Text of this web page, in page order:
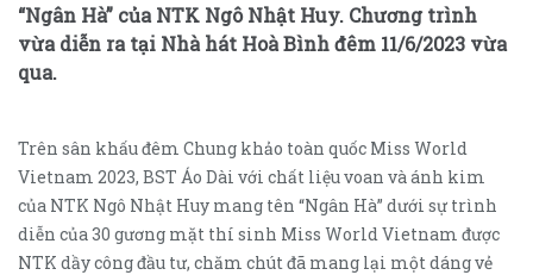
“Ngân Hà” của NTK Ngô Nhật Huy. Chương trình
vừa diễn ra tại Nhà hát Hoà Bình đêm 11/6/2023 vừa
qua.
Trên sân khấu đêm Chung khảo toàn quốc Miss World
Vietnam 2023, BST Áo Dài với chất liệu voan và ánh kim
của NTK Ngô Nhật Huy mang tên “Ngân Hà” dưới sự trình
diễn của 30 gương mặt thí sinh Miss World Vietnam được
NTK dầy công đầu tư, chăm chút đã mang lại một dáng vẻ